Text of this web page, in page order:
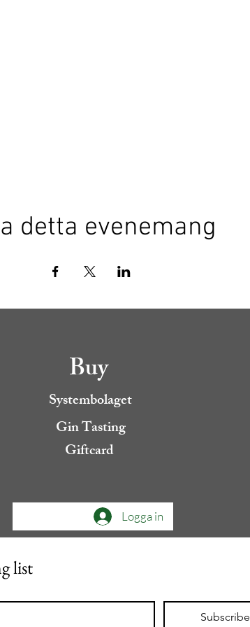
detta evenemang
Buy
Systembolaget
Gin Tasting
Giftcard
Logga in
list
Subscribe